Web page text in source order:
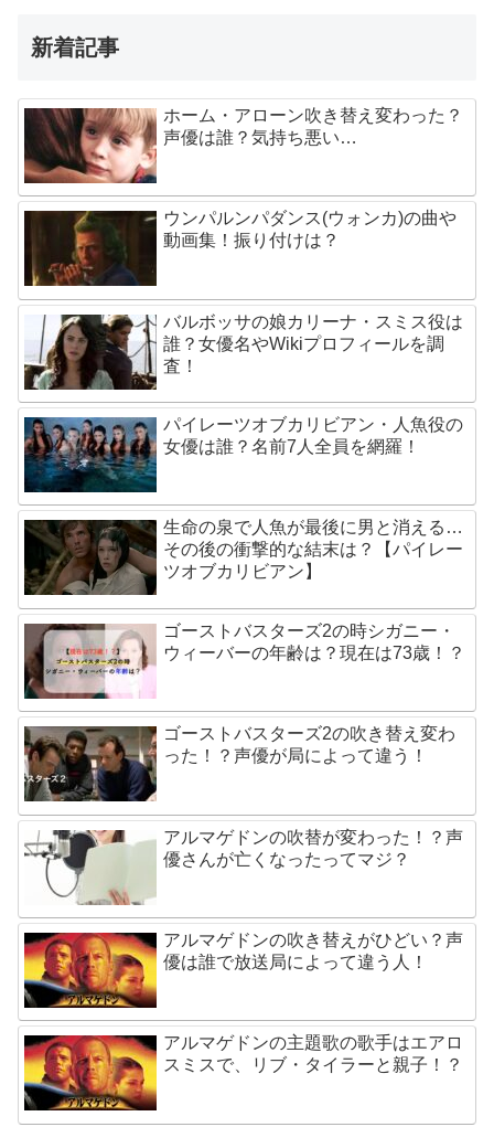
新着記事
ホーム・アローン吹き替え変わった？
声優は誰？気持ち悪い…
ウンパルンパダンス(ウォンカ)の曲や
動画集！振り付けは？
バルボッサの娘カリーナ・スミス役は
誰？女優名やWikiプロフィールを調
査！
パイレーツオブカリビアン・人魚役の
女優は誰？名前7人全員を網羅！
生命の泉で人魚が最後に男と消える…
その後の衝撃的な結末は？【パイレー
ツオブカリビアン】
ゴーストバスターズ2の時シガニー・
ウィーバーの年齢は？現在は73歳！？
ゴーストバスターズ2の吹き替え変わ
った！？声優が局によって違う！
アルマゲドンの吹替が変わった！？声
優さんが亡くなったってマジ？
アルマゲドンの吹き替えがひどい？声
優は誰で放送局によって違う人！
アルマゲドンの主題歌の歌手はエアロ
スミスで、リブ・タイラーと親子！？